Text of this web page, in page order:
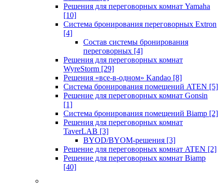
Решения для переговорных комнат Yamaha
[10]
Система бронирования переговорных Extron
[4]
Состав системы бронирования
переговорных [4]
Решения для переговорных комнат
WyreStorm [29]
Решения «все-в-одном» Kandao [8]
Система бронирования помещений ATEN [5]
Решение для переговорных комнат Gonsin
[1]
Система бронирования помещений Biamp [2]
Решения для переговорных комнат
TaverLAB [3]
BYOD/BYOM-решения [3]
Решение для переговорных комнат ATEN [2]
Решение для переговорных комнат Biamp
[40]